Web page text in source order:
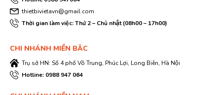
thietbivietavn@gmail.com
Thời gian làm việc: Thứ 2 – Chủ nhật (08h00 – 17h00)
CHI NHÁNH MIỀN BĂC
Trụ sở HN: Số 4 phố Võ Trung, Phúc Lợi, Long Biên, Hà Nội
Hotline: 0988 947 064